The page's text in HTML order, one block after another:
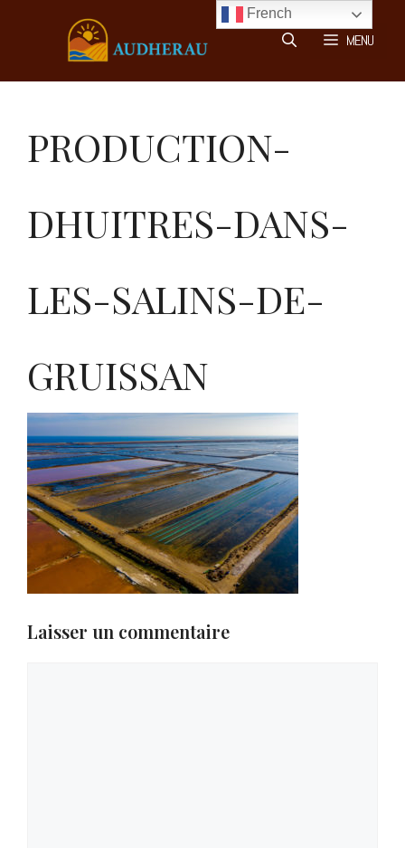
MENU
PRODUCTION-
DHUITRES-DANS-
LES-SALINS-DE-
GRUISSAN
Laisser un commentaire
French